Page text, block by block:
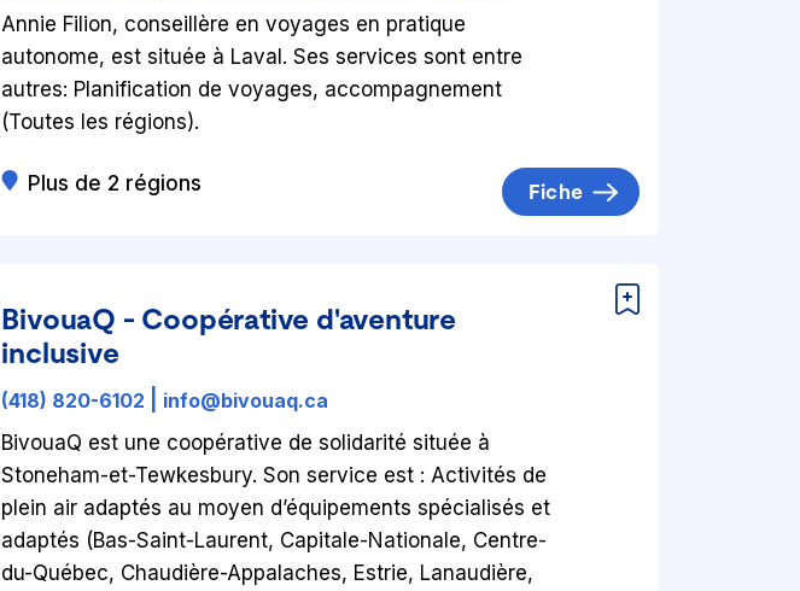
Annie Filion, conseillère en voyages en pratique
autonome, est située à Laval. Ses services sont entre
autres: Planification de voyages, accompagnement
(Toutes les régions).
Plus de 2 régions Fiche
BivouaQ - Coopérative d'aventure
inclusive
(418) 820-6102
info@bivouaq.ca
BivouaQ est une coopérative de solidarité située à
Stoneham-et-Tewkesbury. Son service est : Activités de
plein air adaptés au moyen d’équipements spécialisés et
adaptés (Bas-Saint-Laurent, Capitale-Nationale, Centre-
du-Québec, Chaudière-Appalaches, Estrie, Lanaudière,